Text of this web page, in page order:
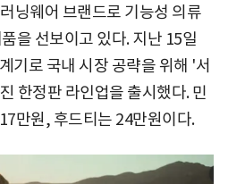
닝웨어 브랜드로 기능성 의류
을 선보이고 있다. 지난 15일
기로 국내 시장 공략을 위해 '서
한정판 라인업을 출시했다. 민
만원, 후드티는 24만원이다.